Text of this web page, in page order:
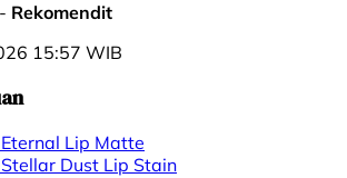
Rekomendit
15:57 WIB
Lip Matte
Dust Lip Stain